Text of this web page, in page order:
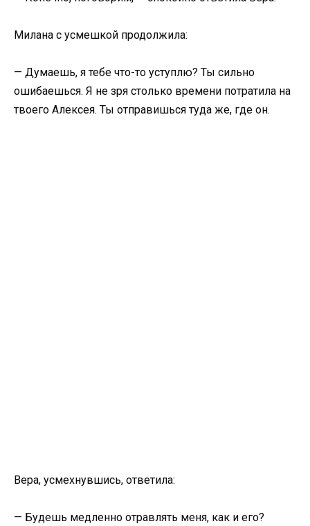
Милана с усмешкой продолжила:
— Думаешь, я тебе что-то уступлю? Ты сильно
ошибаешься. Я не зря столько времени потратила на
твоего Алексея. Ты отправишься туда же, где он.
Вера, усмехнувшись, ответила:
— Будешь медленно отравлять меня, как и его?